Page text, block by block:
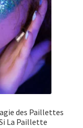
des Paillettes
La Paillette